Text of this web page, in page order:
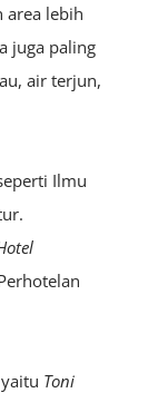
area lebih
juga paling
air terjun,
Ilmu
Toni